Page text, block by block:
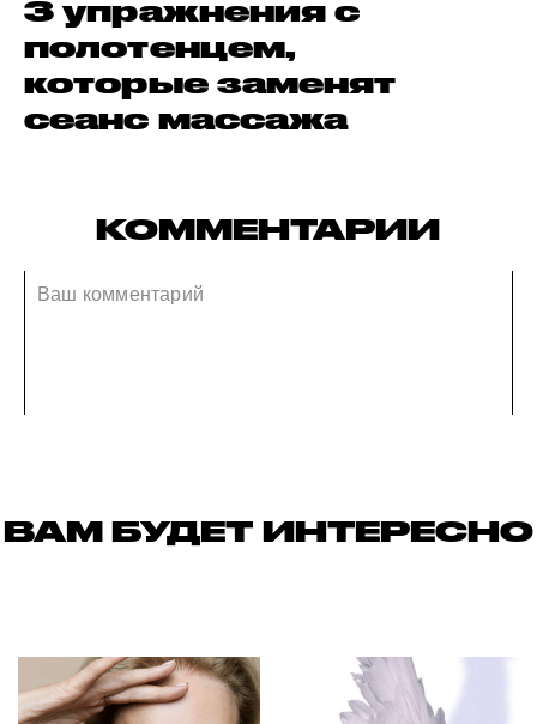
3 упражнения с
полотенцем,
которые заменят
сеанс массажа
КОММЕНТАРИИ
ВАМ БУДЕТ ИНТЕРЕСНО